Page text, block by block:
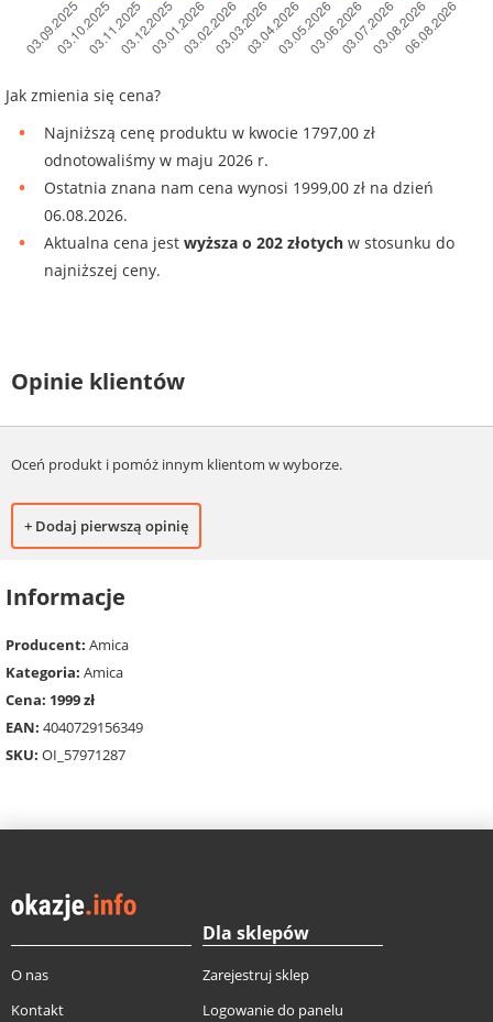
Jak zmienia się cena?
Najniższą cenę produktu w kwocie 1797,00 zł
odnotowaliśmy w maju 2026 r.
Ostatnia znana nam cena wynosi 1999,00 zł na dzień
06.08.2026.
Aktualna cena jest wyższa o 202 złotych w stosunku do
najniższej ceny.
Opinie klientów
Oceń produkt i pomóż innym klientom w wyborze.
+ Dodaj pierwszą opinię
Informacje
Producent: Amica
Kategoria: Amica
Cena: 1999 zł
EAN: 4040729156349
SKU: OI_57971287
O nas
Kontakt
Dla sklepów
Zarejestruj sklep
Logowanie do panelu